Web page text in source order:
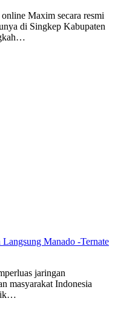
Maxim secara resmi
di Singkep Kabupaten
Manado -Ternate
jaringan
masyarakat Indonesia